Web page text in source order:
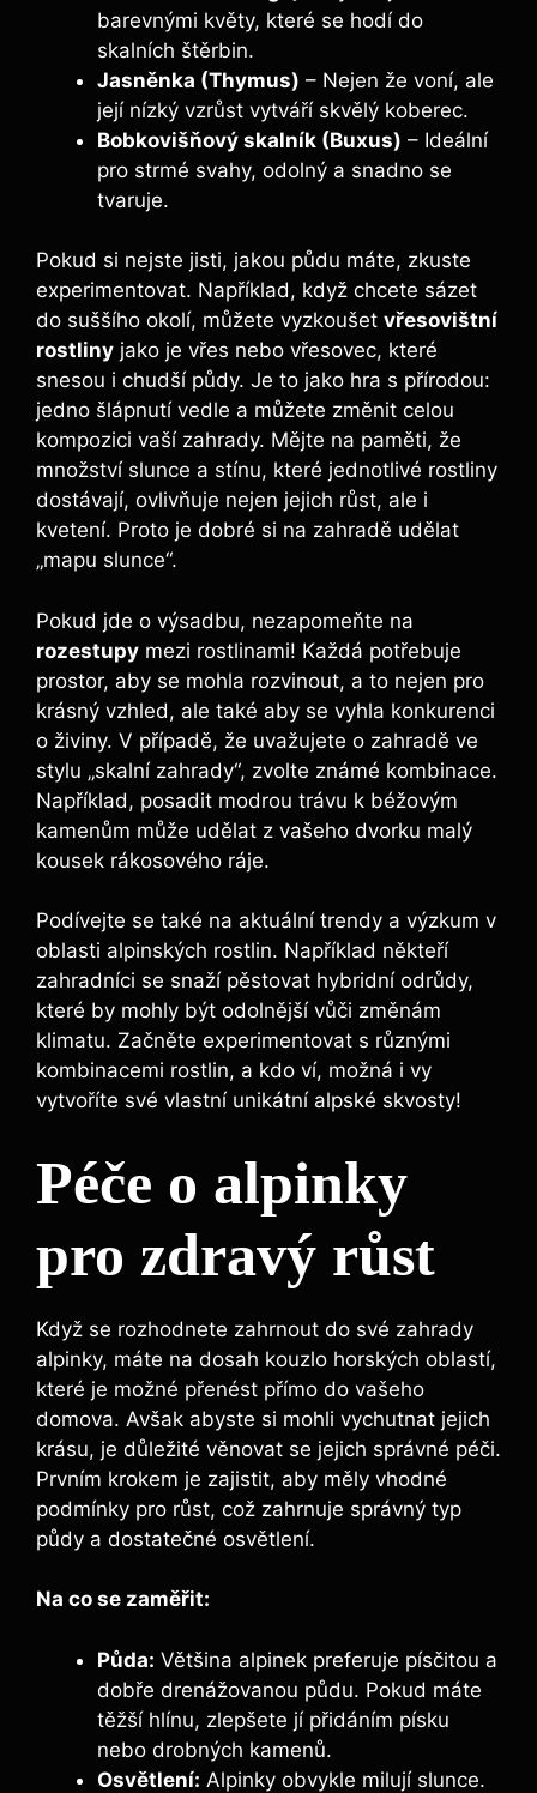
barevnými květy, které se hodí do
skalních štěrbin.
Jasněnka (Thymus) – Nejen že voní, ale
její nízký vzrůst vytváří skvělý koberec.
Bobkovišňový skalník (Buxus) – Ideální
pro strmé svahy, odolný a snadno se
tvaruje.
Pokud si nejste jisti, jakou půdu máte, zkuste
experimentovat. Například, když chcete sázet
do suššího okolí, můžete vyzkoušet vřesovištní
rostliny jako je vřes nebo vřesovec, které
snesou i chudší půdy. Je to jako hra s přírodou:
jedno šlápnutí vedle a můžete změnit celou
kompozici vaší zahrady. Mějte na paměti, že
množství slunce a stínu, které jednotlivé rostliny
dostávají, ovlivňuje nejen jejich růst, ale i
kvetení. Proto je dobré si na zahradě udělat
„mapu slunce“.
Pokud jde o výsadbu, nezapomeňte na
rozestupy mezi rostlinami! Každá potřebuje
prostor, aby se mohla rozvinout, a to nejen pro
krásný vzhled, ale také aby se vyhla konkurenci
o živiny. V případě, že uvažujete o zahradě ve
stylu „skalní zahrady“, zvolte známé kombinace.
Například, posadit modrou trávu k béžovým
kamenům může udělat z vašeho dvorku malý
kousek rákosového ráje.
Podívejte se také na aktuální trendy a výzkum v
oblasti alpinských rostlin. Například někteří
zahradníci se snaží pěstovat hybridní odrůdy,
které by mohly být odolnější vůči změnám
klimatu. Začněte experimentovat s různými
kombinacemi rostlin, a kdo ví, možná i vy
vytvoříte své vlastní unikátní alpské skvosty!
Péče o alpinky
pro zdravý růst
Když se rozhodnete zahrnout do své zahrady
alpinky, máte na dosah kouzlo horských oblastí,
které je možné přenést přímo do vašeho
domova. Avšak abyste si mohli vychutnat jejich
krásu, je důležité věnovat se jejich správné péči.
Prvním krokem je zajistit, aby měly vhodné
podmínky pro růst, což zahrnuje správný typ
půdy a dostatečné osvětlení.
Na co se zaměřit:
Půda: Většina alpinek preferuje písčitou a
dobře drenážovanou půdu. Pokud máte
těžší hlínu, zlepšete jí přidáním písku
nebo drobných kamenů.
Osvětlení: Alpinky obvykle milují slunce.